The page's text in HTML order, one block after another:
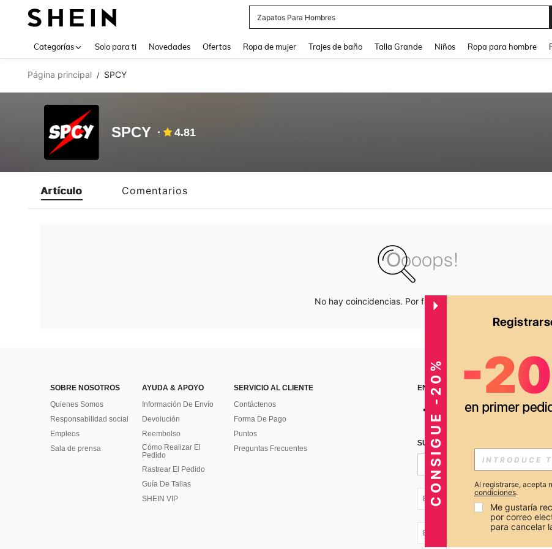
Zapatos Para Hombres
Categorías Solo para ti Novedades Ofertas Ropa de mujer Trajes de baño Talla Grande Niños Ropa para hombre
Página principal / SPCY
SPCY 4.81
Artículo Comentarios
No hay coincidencias. Por favor inténtalo de nuevo.
SOBRE NOSOTROS
Quienes Somos
Responsabilidad social
Empleos
Sala de prensa
AYUDA & APOYO
Información De Envío
Devolución
Reembolso
Cómo Realizar El
Pedido
Rastrear El Pedido
Guía De Tallas
SHEIN VIP
SERVICIO AL CLIENTE
Contáctenos
Forma De Pago
Puntos
Preguntas Frecuentes
ENCUÉNTRANOS EN
SUSCRÍBETE PARA RECIBIR
EC + 593
EC + 593
CONSIGUE -20% Al registrarse, acepta
condiciones.
Me gustaría
por correo
para cancelar